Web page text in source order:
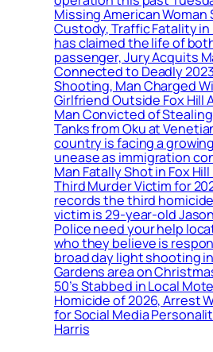
Missing American Woman
Custody, Traffic Fatality in
has claimed the life of
passenger, Jury Acquits
Connected to Deadly
Shooting, Man Charged
Girlfriend Outside Fox Hill
Man Convicted of Stealing
Tanks from Oku at
country is facing a
unease as immigration
Man Fatally Shot in Fox
Third Murder Victim for
records the third
victim is 29-year-old
Police need your help
who they believe is
broad day light shooting
Gardens area on
50’s Stabbed in Local
Homicide of 2026, Arrest
for Social Media
Harris